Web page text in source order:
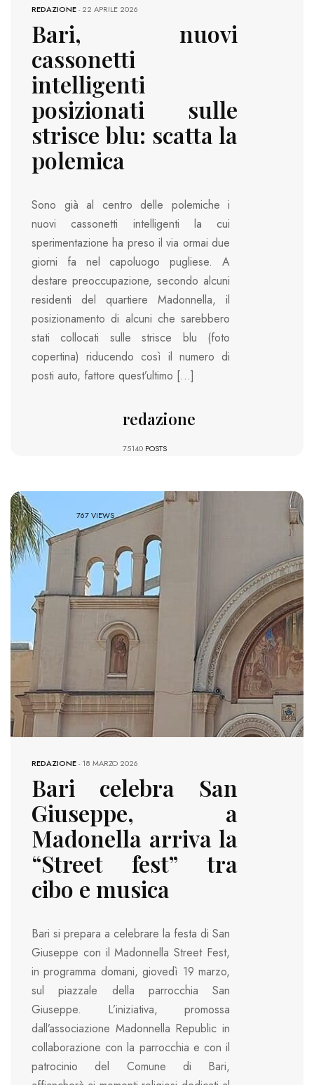
REDAZIONE-22 APRILE 2026
Bari, nuovi
cassonetti
intelligenti
posizionati sulle
strisce blu: scatta la
polemica
Sono già al centro delle polemiche i
nuovi cassonetti intelligenti la cui
sperimentazione ha preso il via ormai due
giorni fa nel capoluogo pugliese. A
destare preoccupazione, secondo alcuni
residenti del quartiere Madonnella, il
posizionamento di alcuni che sarebbero
stati collocati sulle strisce blu (foto
copertina) riducendo così il numero di
posti auto, fattore quest’ultimo […]
redazione
75140 POSTS
767 VIEWS
REDAZIONE-18 MARZO 2026
Bari celebra San
Giuseppe, a
Madonella arriva la
“Street fest” tra
cibo e musica
Bari si prepara a celebrare la festa di San
Giuseppe con il Madonnella Street Fest,
in programma domani, giovedì 19 marzo,
sul piazzale della parrocchia San
Giuseppe. L’iniziativa, promossa
dall’associazione Madonnella Republic in
collaborazione con la parrocchia e con il
patrocinio del Comune di Bari,